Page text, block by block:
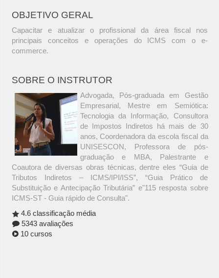
OBJETIVO GERAL
Capacitar e atualizar o profissional da área fiscal nos
principais conceitos e operações do ICMS com o e-
commerce.
SOBRE O INSTRUTOR
Advogada, Pós-graduada em Gestão
Empresarial, Mestre em Semiótica:
Tecnologia da Informação, Consultora
de Impostos Indiretos há mais de 30
anos, Coordenadora da escola fiscal da
UNISESCON, Professora de pós-
graduação e MBA, Palestrante e
Coautora de diversas obras técnicas, dentre eles “Guia de
Tributos Indiretos – ICMS/IPI/ISS”, “Guia Prático de
Substituição e Antecipação Tributária” e"115 resposta sobre
ICMS-ST - Guia rápido de Consulta".
4.6 classificação média
5343 avaliações
10 cursos